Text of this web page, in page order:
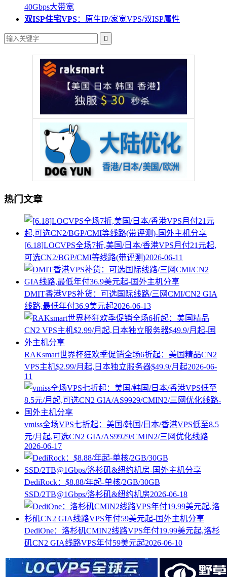
40Gbps大带宽
双ISP住宅VPS：原生IP/家宽VPS/双ISP属性

热门文章
[6.18]LOCVPS全场7折,美国/日本/香港VPS月付21元起,
可选CN2/BGP/CMI等线路(带评测)2026-06-11
DMIT香港VPS补货：可选国际线路/三网CMI/CN2 GIA
线路,最低年付36.9美元起2026-06-13
RAKsmart世界杯狂欢季促销全场6折起：美国精品CN2
VPS主机$2.99/月起,日本独立服务器$49.9/月起2026-06-
11
vmiss全场VPS七折起：美国/韩国/日本/香港VPS低至8.5
元/月起,可选CN2 GIA/AS9929/CMIN2/三网优化线路
2026-06-17
DediRock：$8.88/年起-单核/2GB/30GB
SSD/2TB@1Gbps/洛杉矶&纽约机房2026-06-18
DediOne：洛杉矶CMIN2线路VPS年付19.99美元起,洛杉
矶CN2 GIA线路VPS年付59美元起2026-06-10